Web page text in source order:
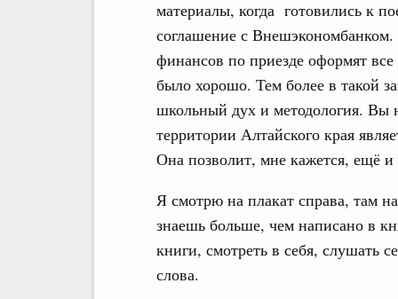
материалы, когда готовились к
соглашение с
финансов по приезде оформят
было хорошо. Тем более в такой
школьный дух и методология. Вы
территории Алтайского края
Она позволит, мне кажется, ещё и
Я смотрю на плакат справа, там
знаешь больше, чем написано в
книги, смотреть в себя, слушать
слова.